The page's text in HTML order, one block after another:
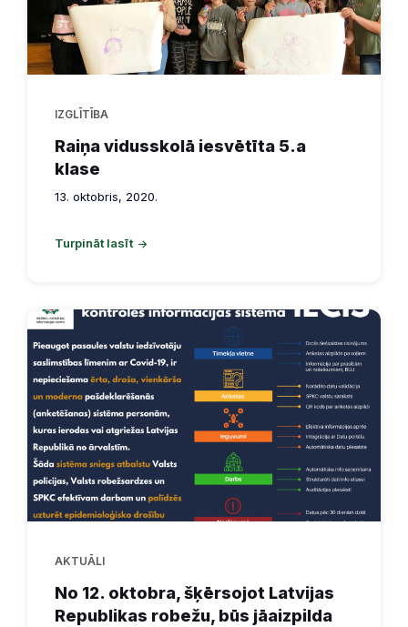
IZGLĪTĪBA
Raiņa vidusskolā iesvētīta 5.a
klase
13. oktobris, 2020.
Turpināt lasīt
AKTUĀLI
No 12. oktobra, šķērsojot Latvijas
Republikas robežu, būs jāaizpilda